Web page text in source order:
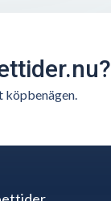
köpbenägen.